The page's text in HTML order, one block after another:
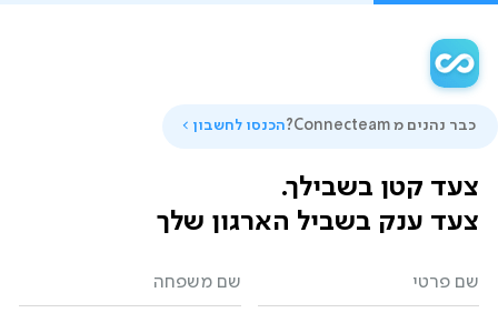
כבר נהנים מ Connecteam? הכנסו לחשבון
צעד קטן בשבילך.
צעד ענק בשביל הארגון שלך
שם פרטי שם משפחה